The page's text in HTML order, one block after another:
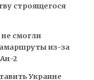
строящегося
смогли
из-за
2
Украине